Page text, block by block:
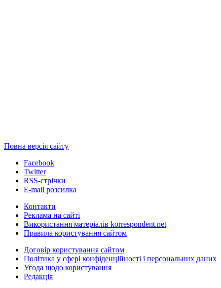
Повна версія сайту
Facebook
Twitter
RSS-стрічки
E-mail розсилка
Контакти
Реклама на сайті
Використання матеріалів korrespondent.net
Правила користування сайтом
Договір користування сайтом
Політика у сфері конфіденційності і персональних даних
Угода щодо користування
Редакція